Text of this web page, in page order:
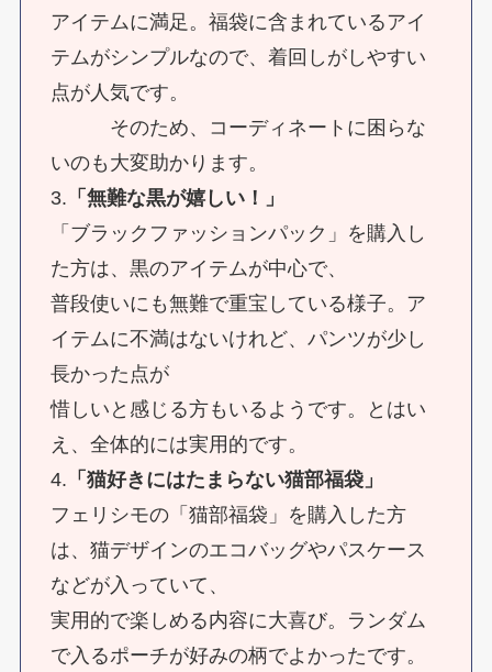
アイテムに満足。福袋に含まれているアイ
テムがシンプルなので、着回しがしやすい
点が人気です。
そのため、コーディネートに困らな
いのも大変助かります。
3. 「無難な黒が嬉しい！」
「ブラックファッションパック」を購入し
た方は、黒のアイテムが中心で、
普段使いにも無難で重宝している様子。ア
イテムに不満はないけれど、パンツが少し
長かった点が
惜しいと感じる方もいるようです。とはい
え、全体的には実用的です。
4. 「猫好きにはたまらない猫部福袋」
フェリシモの「猫部福袋」を購入した方
は、猫デザインのエコバッグやパスケース
などが入っていて、
実用的で楽しめる内容に大喜び。ランダム
で入るポーチが好みの柄でよかったです。